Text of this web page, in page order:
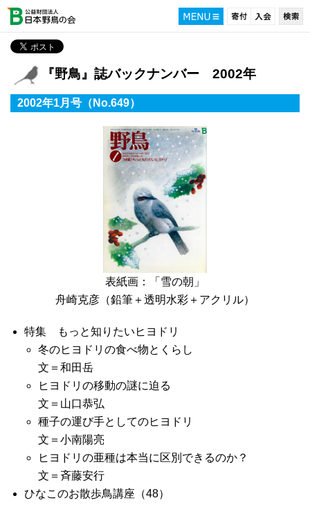
『野鳥』誌バックナンバー 2002年
2002年1月号（No.649）
表紙画：「雪の朝」
舟崎克彦（鉛筆＋透明水彩＋アクリル）
特集 もっと知りたいヒヨドリ
冬のヒヨドリの食べ物とくらし
文＝和田岳
ヒヨドリの移動の謎に迫る
文＝山口恭弘
種子の運び手としてのヒヨドリ
文＝小南陽亮
ヒヨドリの亜種は本当に区別できるのか？
文＝斉藤安行
ひなこのお散歩鳥講座（48）